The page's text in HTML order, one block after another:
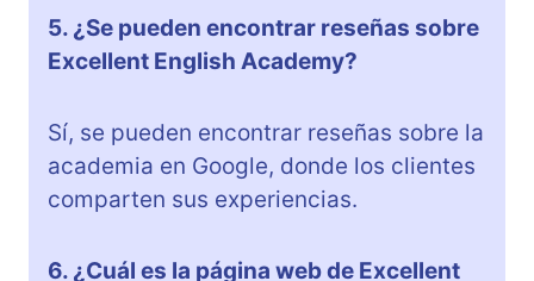
5. ¿Se pueden encontrar reseñas sobre
Excellent English Academy?
Sí, se pueden encontrar reseñas sobre la
academia en Google, donde los clientes
comparten sus experiencias.
6. ¿Cuál es la página web de Excellent